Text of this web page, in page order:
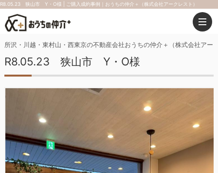
R8.05.23 狭山市 Y・O様 | ご購入成約事例｜おうちの仲介＋（株式会社アークレスト）
所沢・川越・東村山・西東京の不動産会社おうちの仲介＋（株式会社アー
R8.05.23 狭山市 Y・O様